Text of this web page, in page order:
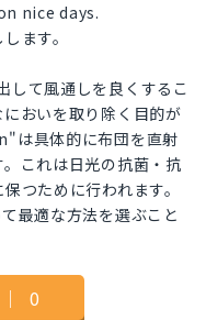
nice days.
ます。
て風通しを良くするこ
おいを取り除く目的が
具体的に布団を直射
これは日光の抗菌・抗
つために行われます。
最適な方法を選ぶこと
｜ 0